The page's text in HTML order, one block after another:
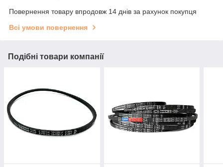
Повернення товару впродовж 14 днів за рахунок покупця
Всі умови повернення
Подібні товари компанії